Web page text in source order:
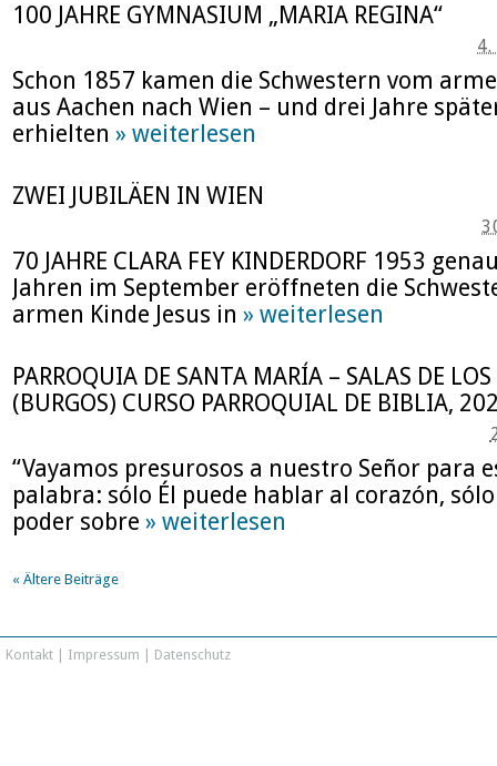
100 JAHRE GYMNASIUM „MARIA REGINA“
4.
Schon 1857 kamen die Schwestern vom
aus Aachen nach Wien – und drei Jahre
erhielten » weiterlesen
ZWEI JUBILÄEN IN WIEN
70 JAHRE CLARA FEY KINDERDORF 1953
Jahren im September eröffneten die
armen Kinde Jesus in » weiterlesen
PARROQUIA DE SANTA MARÍA – SALAS DE
(BURGOS) CURSO PARROQUIAL DE BIBLIA,
“Vayamos presurosos a nuestro Señor para
palabra: sólo Él puede hablar al corazón,
poder sobre » weiterlesen
« Ältere Beiträge
Kontakt Impressum Datenschutz